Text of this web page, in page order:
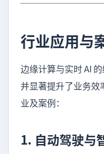
行业应用与
边缘计算与实时 AI
并显著提升了业务效
业及案例：
1. 自动驾驶与